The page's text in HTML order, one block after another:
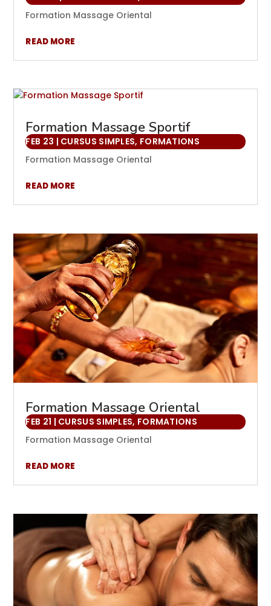
Formation Massage Oriental
READ MORE
Formation Massage Sportif
FEB 23 | CURSUS SIMPLES, FORMATIONS
Formation Massage Oriental
READ MORE
Formation Massage Oriental
FEB 21 | CURSUS SIMPLES, FORMATIONS
Formation Massage Oriental
READ MORE